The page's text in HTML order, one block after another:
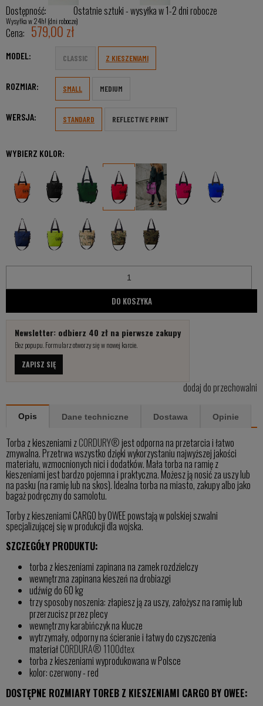
Dostępność: Ostatnie sztuki - wysyłka w 1-2 dni robocze
Wysyłka w 24h! (dni robocze)
Cena: 579,00 zł
MODEL: CLASSIC Z KIESZENIAMI
ROZMIAR: SMALL MEDIUM
WERSJA: STANDARD REFLECTIVE PRINT
WYBIERZ KOLOR:
DO KOSZYKA
Newsletter: odbierz 40 zł na pierwsze zakupy
Bez popupu. Formularz otworzy się w nowej karcie.
ZAPISZ SIĘ
dodaj do przechowalni
Opis Dane techniczne Dostawa Opinie
Torba z kieszeniami zCORDURY®jest odporna na przetarcia i łatwo
zmywalna. Przetrwa wszystko dzięki wykorzystaniu najwyższej jakości
materiału, wzmocnionych nici i dodatków. Mała torba na ramię z
kieszeniami jest bardzo pojemna i praktyczna. Możesz ją nosić za uszy lub
na pasku (na ramię lub na skos). Idealna torba na miasto, zakupy albo jako
bagaż podręczny do samolotu.
Torby z kieszeniami CARGO by OWEE powstają w polskiej szwalni
specjalizującej się w produkcji dla wojska.
SZCZEGÓŁY PRODUKTU:
torba z kieszeniami zapinana na zamek rozdzielczy
wewnętrzna zapinana kieszeń na drobiazgi
udźwig do 60 kg
trzy sposoby noszenia: złapiesz ją za uszy, założysz na ramię lub
przerzucisz przez plecy
wewnętrzny karabińczyk na klucze
wytrzymały, odporny na ścieranie i łatwy do czyszczenia
materiałCORDURA® 1100dtex
torba z kieszeniami wyprodukowana w Polsce
kolor: czerwony - red
DOSTĘPNE ROZMIARY TOREB Z KIESZENIAMI CARGO BY OWEE: